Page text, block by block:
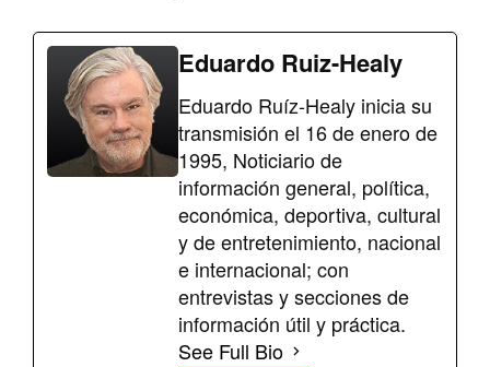
Eduardo Ruiz-Healy
Eduardo Ruíz-Healy inicia su
transmisión el 16 de enero de
1995, Noticiario de
información general, política,
económica, deportiva, cultural
y de entretenimiento, nacional
e internacional; con
entrevistas y secciones de
información útil y práctica.
See Full Bio